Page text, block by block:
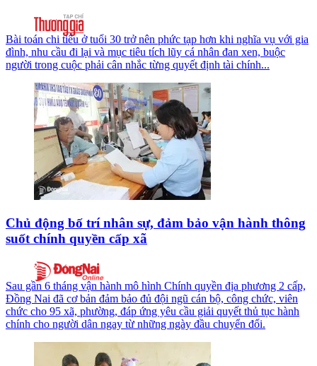
Bài toán chi tiêu ở tuổi 30 trở nên phức tạp hơn khi nghĩa vụ với gia
đình, nhu cầu đi lại và mục tiêu tích lũy cá nhân đan xen, buộc
người trong cuộc phải cân nhắc từng quyết định tài chính...
Chủ động bố trí nhân sự, đảm bảo vận hành thông
suốt chính quyền cấp xã
Sau gần 6 tháng vận hành mô hình Chính quyền địa phương 2 cấp,
Đồng Nai đã cơ bản đảm bảo đủ đội ngũ cán bộ, công chức, viên
chức cho 95 xã, phường, đáp ứng yêu cầu giải quyết thủ tục hành
chính cho người dân ngay từ những ngày đầu chuyển đổi.